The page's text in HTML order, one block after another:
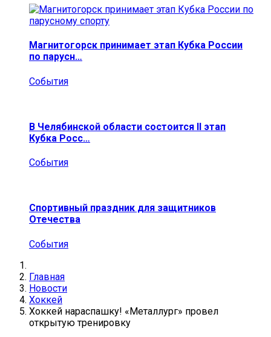
Магнитогорск принимает этап Кубка России
по парусн…
События
В Челябинской области состоится II этап
Кубка Росс…
События
Спортивный праздник для защитников
Отечества
События
Главная
Новости
Хоккей
Хоккей нараспашку! «Металлург» провел
открытую тренировку